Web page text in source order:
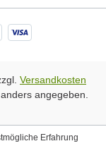
Versandkosten
angegeben.
Erfahrung